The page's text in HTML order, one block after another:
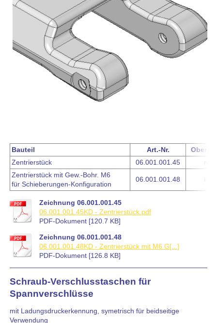
Bauteil Art.-Nr.
Zentrierstück
06.001.001.45
Zentrierstück mit Gew.-Bohr. M6
für Schieberungen-Konfiguration
06.001.001.48
Zeichnung 06.001.001.45
06.001.001.45KD - Zentrierstück.pdf
PDF-Dokument [120.7 KB]
Zeichnung 06.001.001.48
06.001.001.48KD - Zentrierstück mit M6 G[...]
PDF-Dokument [126.8 KB]
Schraub-Verschlusstaschen für
Spannverschlüsse
mit Ladungsdruckerkennung, symetrisch für beidseitige
Verwendung